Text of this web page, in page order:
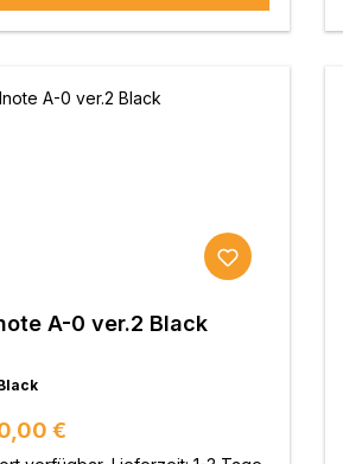
A-0 ver.2 Black
Preis:
€